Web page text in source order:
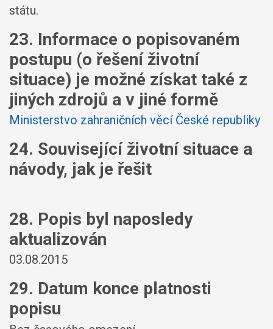
státu.
23. Informace o popisovaném
postupu (o řešení životní
situace) je možné získat také z
jiných zdrojů a v jiné formě
Ministerstvo zahraničních věcí České republiky
24. Související životní situace a
návody, jak je řešit
28. Popis byl naposledy
aktualizován
03.08.2015
29. Datum konce platnosti
popisu